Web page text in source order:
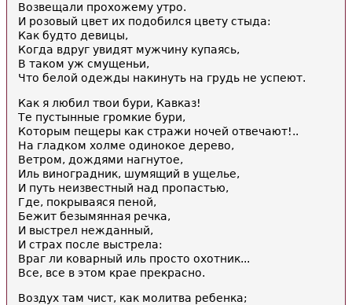
Возвещали прохожему утро.
И розовый цвет их подобился цвету стыда:
Как будто девицы,
Когда вдруг увидят мужчину купаясь,
В таком уж смущеньи,
Что белой одежды накинуть на грудь не успеют.
Как я любил твои бури, Кавказ!
Те пустынные громкие бури,
Которым пещеры как стражи ночей отвечают!..
На гладком холме одинокое дерево,
Ветром, дождями нагнутое,
Иль виноградник, шумящий в ущелье,
И путь неизвестный над пропастью,
Где, покрываяся пеной,
Бежит безымянная речка,
И выстрел нежданный,
И страх после выстрела:
Враг ли коварный иль просто охотник...
Все, все в этом крае прекрасно.
Воздух там чист, как молитва ребенка;